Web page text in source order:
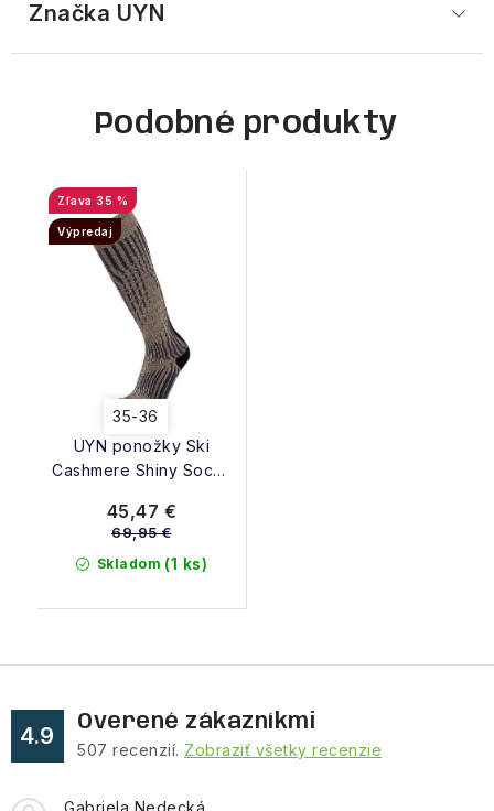
Značka UYN
Podobné produkty
UYN ponožky Ski
Cashmere Shiny Socks
35 %
Výpredaj
35-36
Skladom (1 ks)
45,47 €
69,95 €
4.9
Overené zákazníkmi
507 recenzií. Zobraziť všetky recenzie